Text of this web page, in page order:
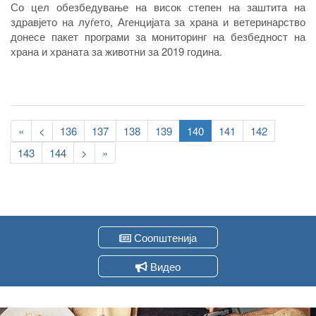
Со цел обезбедување на висок степен на заштита на
здравјето на луѓето, Агенцијата за храна и ветеринарство
донесе пакет програми за мониторинг на безбедност на
храна и храната за животни за 2019 година.
Pagination
First
page
«
Previous
page
< Page
136 Page
137 Page
138 Page
139
Current
page
140 Page
141 Page
142
Page
143 Page
144
Следна
страна
>
Last
page
»
Соопштенија
Видео